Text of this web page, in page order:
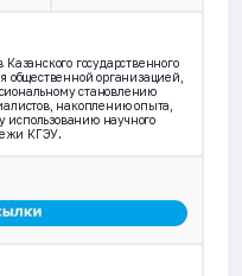
государственного
общественной организацией,
становлению
накоплению опыта,
использованию научного
КГЭУ.